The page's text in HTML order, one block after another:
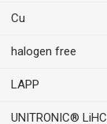
Cu
halogen free
LAPP
UNITRONIC®